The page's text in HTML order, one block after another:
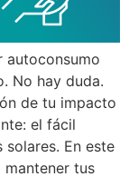
autoconsumo
No hay duda.
de tu impacto
el fácil
En este
tus